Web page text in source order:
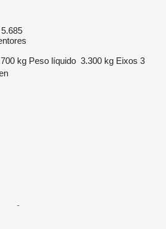
kg Peso líquido 3.300 kg Eixos 3